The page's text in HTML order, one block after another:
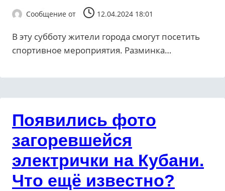
Сообщение от 12.04.2024 18:01
В эту субботу жители города смогут посетить
спортивное мероприятия. Разминка…
Появились фото
загоревшейся
электрички на Кубани.
Что ещё известно?